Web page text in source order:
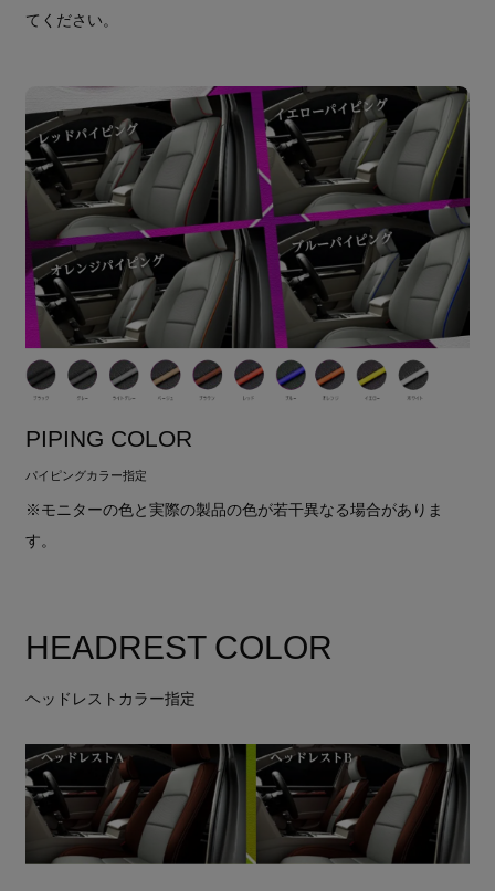
てください。
PIPING COLOR
パイピングカラー指定
※モニターの色と実際の製品の色が若干異なる場合がありま
す。
HEADREST COLOR
ヘッドレストカラー指定